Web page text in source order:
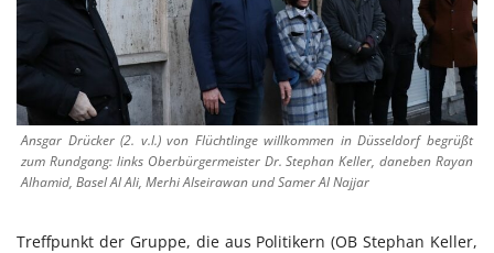
Ansgar Drücker (2. v.l.) von Flüchtlinge willkommen in Düsseldorf begrüßt
zum Rundgang: links Oberbürgermeister Dr. Stephan Keller, daneben Rayan
Alhamid, Basel Al Ali, Merhi Alseirawan und Samer Al Najjar
Treffpunkt der Gruppe, die aus Politikern (OB Stephan Keller,